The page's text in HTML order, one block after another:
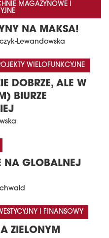
MAGAZYNOWE I
NA MAKSA!
Lewandowska
WIELOFUNKCYJNE
DOBRZE, ALE W
BIURZE
NA GLOBALNEJ
I FINANSOWY
ZIELONYM